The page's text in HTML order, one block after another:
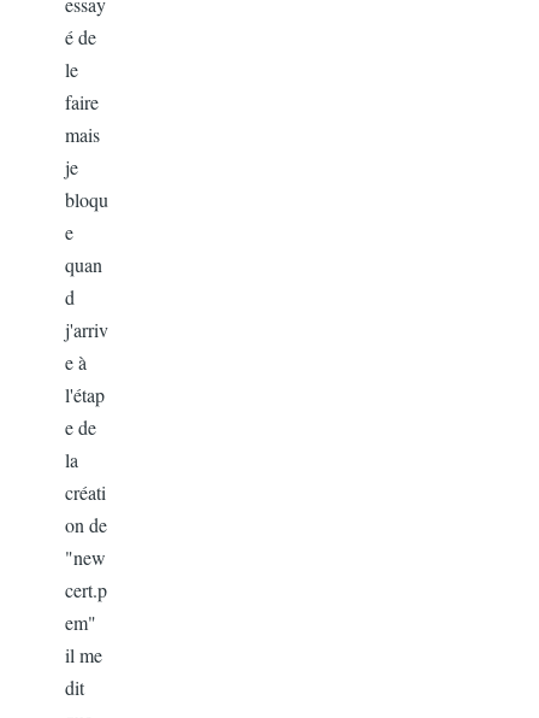
é de
le
faire
mais
je
bloqu
e
quan
d
j'arriv
e à
l'étap
e de
la
créati
on de
"new
cert.p
em"
il me
dit